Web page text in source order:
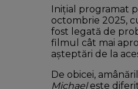
Inițial programat
octombrie 2025,
fost legată de
filmul cât mai
așteptări de la
De obicei,
Michaeleste